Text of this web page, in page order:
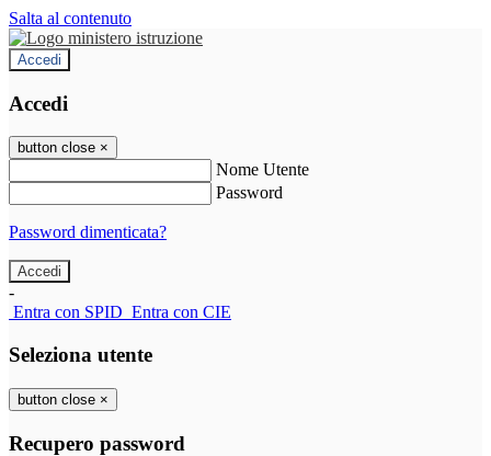
Salta al contenuto
Accedi
Accedi
button close ×
Nome Utente
Password
Password dimenticata?
-
Entra con SPID Entra con CIE
Seleziona utente
button close ×
Recupero password